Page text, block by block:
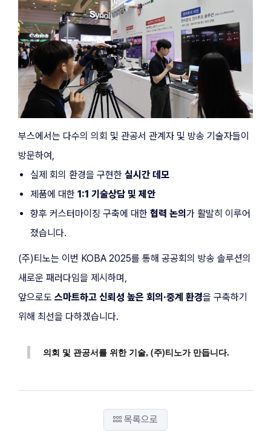
부스에서는 다수의 의회 및 관공서 관계자 및 방송 기술자들이
방문하여,
실제 회의 환경을 구현한 실시간 데모
제품에 대한 1:1 기술상담 및 제안
향후 커스터마이징 구축에 대한 협력 논의 가 활발히 이루어
졌습니다.
(주)티노는 이번 KOBA 2025를 통해 공공회의 방송 솔루션의
새로운 패러다임을 제시하며,
앞으로도 스마트하고 신뢰성 높은 회의·중계 환경을 구축하기
위해 최선을 다하겠습니다.
의회 및 관공서를 위한 기술, (주)티노가 만듭니다.
목록으로